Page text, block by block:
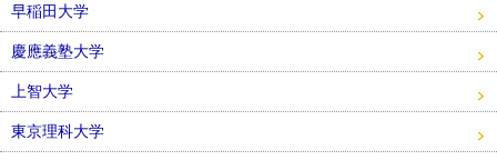
早稲田大学
慶應義塾大学
上智大学
東京理科大学